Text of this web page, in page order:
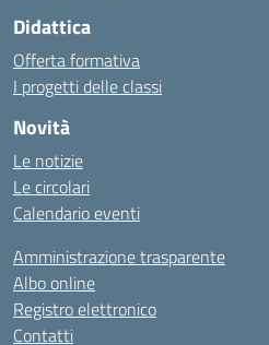
Didattica
Offerta formativa
I progetti delle classi
Novità
Le notizie
Le circolari
Calendario eventi
Amministrazione trasparente
Albo online
Registro elettronico
Contatti